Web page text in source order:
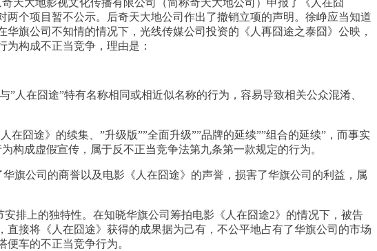
个项目暂不公示。后奇天大地公司作出了撤销立项的声明。徐峥应当知道
旗公司不知情的情况下，光线传媒公司投资的《人再囧途之泰囧》公映，
构成不正当竞争，理由是：
人在囧途”特有名称相同或相近似名称的行为，容易导致相关公众混淆、
囧途》的续集、”升级版””全面升级””品牌的延续””组合的延续”，而事实
构成虚假宣传，属于反不正当竞争法第九条第一款规定的行为。
旗公司的商誉以及电影《人在囧途》的声誉，损害了华旗公司的利益，属
排上的独特性。在知晓华旗公司筹拍电影《人在囧途2》的情况下，被告
接将《人在囧途》获得的成果据为己有，不公平地占有了华旗公司的市场
车的不正当竞争行为。